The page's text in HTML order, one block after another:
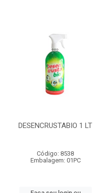
DESENCRUSTABIO 1 LT
Código: 8538
Embalagem: 01PC